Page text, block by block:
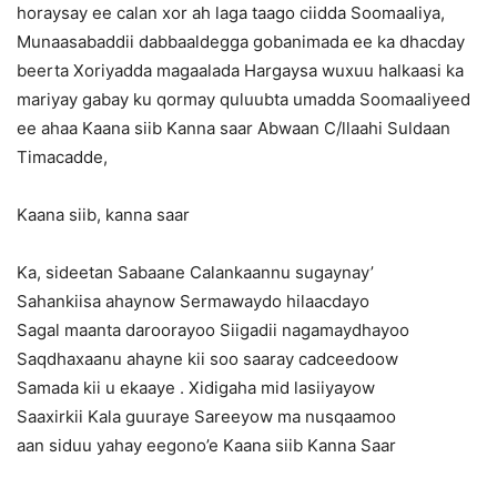
horaysay ee calan xor ah laga taago ciidda Soomaaliya,
Munaasabaddii dabbaaldegga gobanimada ee ka dhacday
beerta Xoriyadda magaalada Hargaysa wuxuu halkaasi ka
mariyay gabay ku qormay quluubta umadda Soomaaliyeed
ee ahaa Kaana siib Kanna saar Abwaan C/llaahi Suldaan
Timacadde,
Kaana siib, kanna saar
Ka, sideetan Sabaane Calankaannu sugaynay’
Sahankiisa ahaynow Sermawaydo hilaacdayo
Sagal maanta daroorayoo Siigadii nagamaydhayoo
Saqdhaxaanu ahayne kii soo saaray cadceedoow
Samada kii u ekaaye . Xidigaha mid lasiiyayow
Saaxirkii Kala guuraye Sareeyow ma nusqaamoo
aan siduu yahay eegono’e Kaana siib Kanna Saar